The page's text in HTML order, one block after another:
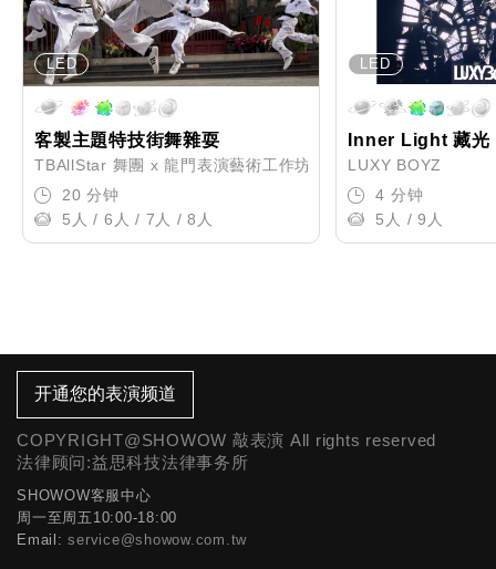
LED
客製主題特技街舞雜耍
TBAllStar 舞團 x 龍門表演藝術工作坊
20 分钟
5人 / 6人 / 7人 / 8人
LED
Inner Light 藏光
LUXY BOYZ
4 分钟
5人 / 9人
开通您的表演频道
COPYRIGHT@SHOWOW 敲表演 All rights reserved
法律顾问:益思科技法律事务所
SHOWOW客服中心
周一至周五10:00-18:00
Email:service@showow.com.tw